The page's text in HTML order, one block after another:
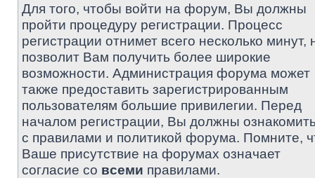
Для того, чтобы войти на форум, Вы должны
пройти процедуру регистрации. Процесс
регистрации отнимет всего несколько минут,
позволит Вам получить более широкие
возможности. Администрация форума может
также предоставить зарегистрированным
пользователям большие привилегии. Перед
началом регистрации, Вы должны
с правилами и политикой форума. Помните,
Ваше присутствие на форумах означает
согласие со всеми правилами.